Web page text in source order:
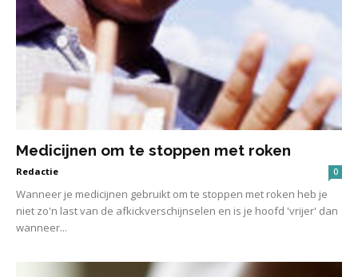
Medicijnen om te stoppen met roken
Redactie 0
Wanneer je medicijnen gebruikt om te stoppen met roken heb je
niet zo'n last van de afkickverschijnselen en is je hoofd 'vrijer' dan
wanneer...